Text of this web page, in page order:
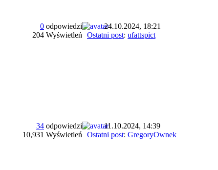
0 odpowiedzi
204 Wyświetleń
24.10.2024, 18:21
Ostatni post: ufattspict
34 odpowiedzi
10,931 Wyświetleń
11.10.2024, 14:39
Ostatni post: GregoryOwnek